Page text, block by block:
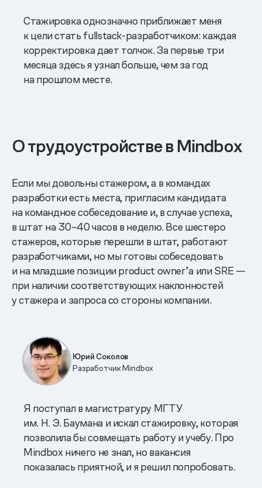
Стажировка однозначно приближает меня
к цели стать fullstack-разработчиком: каждая
корректировка дает толчок. За первые три
месяца здесь я узнал больше, чем за год
на прошлом месте.
О трудоустройстве в Mindbox
Если мы довольны стажером, а в командах
разработки есть места, пригласим кандидата
на командное собеседование и, в случае успеха,
в штат на 30–40 часов в неделю. Все шестеро
стажеров, которые перешли в штат, работают
разработчиками, но мы готовы собеседовать
и на младшие позиции product owner’а или SRE —
при наличии соответствующих наклонностей
у стажера и запроса со стороны компании.
Юрий Соколов
Разработчик Mindbox
Я поступал в магистратуру МГТУ
им. Н. Э. Баумана и искал стажировку, которая
позволила бы совмещать работу и учебу. Про
Mindbox ничего не знал, но вакансия
показалась приятной, и я решил попробовать.